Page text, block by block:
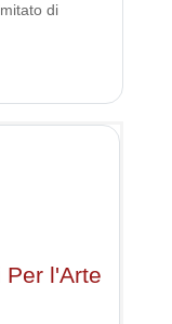
di
Per l'Arte